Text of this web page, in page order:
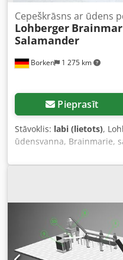
Borken 1 275 km
Cepeškrāsns ar ūdens
Lohberger
Salamander
Pieprasīt
Stāvoklis: labi (lietots),
ūdensvanna, Brainmarie,
E.WS09EBM2.1 (2,3 kW) 4
plīts riņķu plīts E-2/850
Krāsns eloma SA1
Aizsargsiena: 60 mm Plīts
Ūdensvanna: 510 x 610 x
banku ir iespējams.
jaunus un lietotus
Starptautiskās piegādes